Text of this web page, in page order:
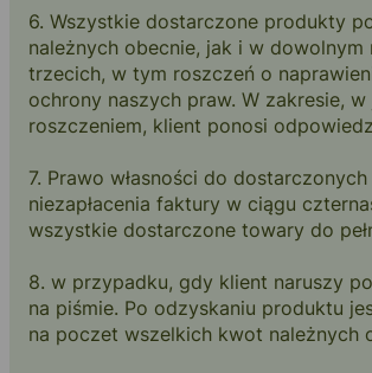
6. Wszystkie dostarczone produkty
należnych obecnie, jak i w
trzecich, w tym roszczeń o
ochrony naszych praw. W zakresie,
roszczeniem, klient ponosi
7. Prawo własności do
niezapłacenia faktury w ciągu
wszystkie dostarczone towary do
8. w przypadku, gdy klient naruszy
na piśmie. Po odzyskaniu produktu
na poczet wszelkich kwot należnych